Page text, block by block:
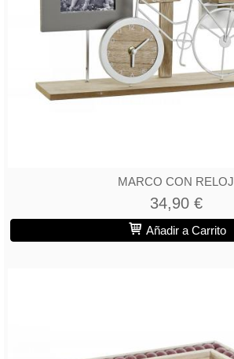
MARCO CON RELOJ
34,90 €
Añadir a Carrito